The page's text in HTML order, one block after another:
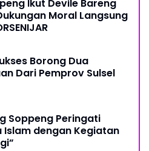
Ikut Devile Bareng
Moral Langsung
Borong Dua
Dari Pemprov Sulsel
Soppeng Peringati
Islam dengan Kegiatan